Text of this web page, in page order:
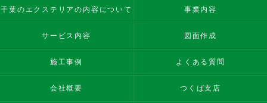
千葉のエクステリアの内容について 事業内容
サービス内容 図面作成
施工事例 よくある質問
会社概要 つくば支店